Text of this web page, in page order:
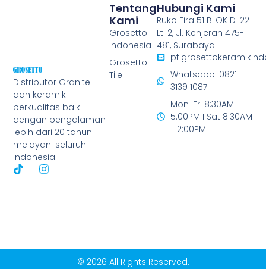
Distributor Granite
dan keramik
berkualitas baik
dengan pengalaman
lebih dari 20 tahun
melayani seluruh
Indonesia
Tentang
Kami
Grosetto
Indonesia
Grosetto
Tile
Hubungi Kami
Ruko Fira 51 BLOK D-22
Lt. 2, Jl. Kenjeran 475-
481, Surabaya
Whatsapp: 0821
3139 1087
Mon-Fri 8:30AM -
5:00PM I Sat 8:30AM
- 2:00PM
© 2026 All Rights Reserved.